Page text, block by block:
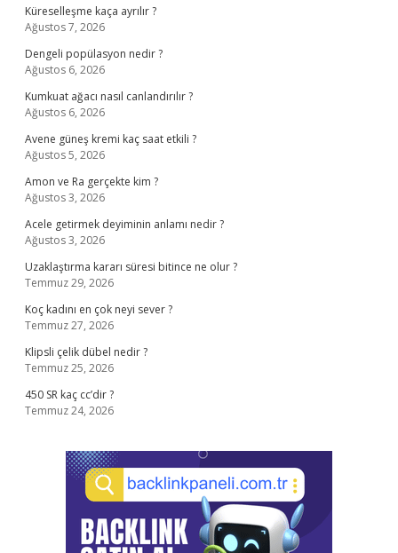
Küreselleşme kaça ayrılır ?
Ağustos 7, 2026
Dengeli popülasyon nedir ?
Ağustos 6, 2026
Kumkuat ağacı nasıl canlandırılır ?
Ağustos 6, 2026
Avene güneş kremi kaç saat etkili ?
Ağustos 5, 2026
Amon ve Ra gerçekte kim ?
Ağustos 3, 2026
Acele getirmek deyiminin anlamı nedir ?
Ağustos 3, 2026
Uzaklaştırma kararı süresi bitince ne olur ?
Temmuz 29, 2026
Koç kadını en çok neyi sever ?
Temmuz 27, 2026
Klipsli çelik dübel nedir ?
Temmuz 25, 2026
450 SR kaç cc’dir ?
Temmuz 24, 2026